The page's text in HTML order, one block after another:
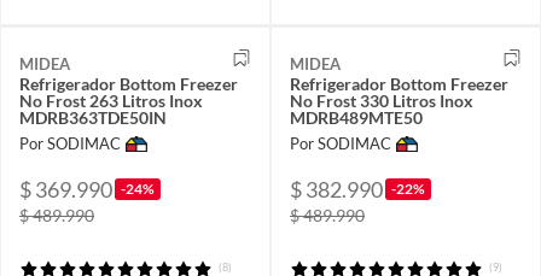
MIDEA
Refrigerador Bottom Freezer
No Frost 263 Litros Inox
MDRB363TDE50IN
Por SODIMAC
$ 369.990 -24%
$ 489.990
(8)
MIDEA
Refrigerador Bottom Freezer
No Frost 330 Litros Inox
MDRB489MTE50
Por SODIMAC
$ 382.990 -22%
$ 489.990
(9)